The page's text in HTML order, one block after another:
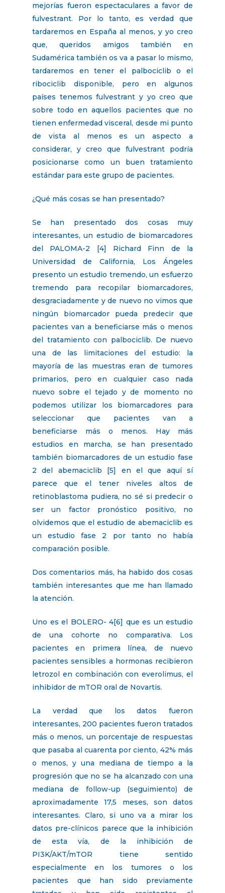
mejorías fueron espectaculares a favor de
fulvestrant. Por lo tanto, es verdad que
tardaremos en España al menos, y yo creo
que, queridos amigos también en
Sudamérica también os va a pasar lo mismo,
tardaremos en tener el palbociclib o el
ribociclib disponible, pero en algunos
países tenemos fulvestrant y yo creo que
sobre todo en aquellos pacientes que no
tienen enfermedad visceral, desde mi punto
de vista al menos es un aspecto a
considerar, y creo que fulvestrant podría
posicionarse como un buen tratamiento
estándar para este grupo de pacientes.
¿Qué más cosas se han presentado?
Se han presentado dos cosas muy
interesantes, un estudio de biomarcadores
del PALOMA-2 [4] Richard Finn de la
Universidad de California, Los Ángeles
presento un estudio tremendo, un esfuerzo
tremendo para recopilar biomarcadores,
desgraciadamente y de nuevo no vimos que
ningún biomarcador pueda predecir que
pacientes van a beneficiarse más o menos
del tratamiento con palbociclib. De nuevo
una de las limitaciones del estudio: la
mayoría de las muestras eran de tumores
primarios, pero en cualquier caso nada
nuevo sobre el tejado y de momento no
podemos utilizar los biomarcadores para
seleccionar que pacientes van a
beneficiarse más o menos. Hay más
estudios en marcha, se han presentado
también biomarcadores de un estudio fase
2 del abemaciclib [5] en el que aquí sí
parece que el tener niveles altos de
retinoblastoma pudiera, no sé si predecir o
ser un factor pronóstico positivo, no
olvidemos que el estudio de abemaciclib es
un estudio fase 2 por tanto no había
comparación posible.
Dos comentarios más, ha habido dos cosas
también interesantes que me han llamado
la atención.
Uno es el BOLERO- 4[6] que es un estudio
de una cohorte no comparativa. Los
pacientes en primera línea, de nuevo
pacientes sensibles a hormonas recibieron
letrozol en combinación con everolimus, el
inhibidor de mTOR oral de Novartis.
La verdad que los datos fueron
interesantes, 200 pacientes fueron tratados
más o menos, un porcentaje de respuestas
que pasaba al cuarenta por ciento, 42% más
o menos, y una mediana de tiempo a la
progresión que no se ha alcanzado con una
mediana de follow-up (seguimiento) de
aproximadamente 17,5 meses, son datos
interesantes. Claro, si uno va a mirar los
datos pre-clínicos parece que la inhibición
de esta vía, de la inhibición de
PI3K/AKT/mTOR tiene sentido
especialmente en los tumores o los
pacientes que han sido previamente